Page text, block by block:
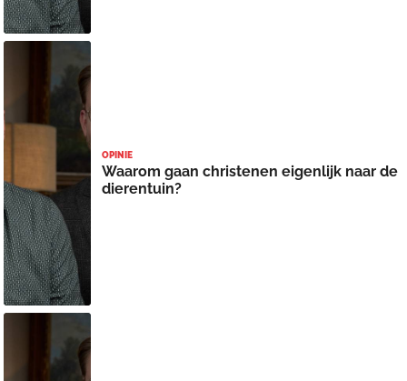
OPINIE
Waarom gaan christenen eigenlijk naar de
dierentuin?